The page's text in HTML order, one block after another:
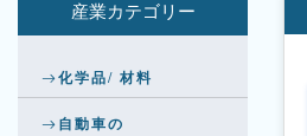
産業カテゴリー
化学品/ 材料
自動車の